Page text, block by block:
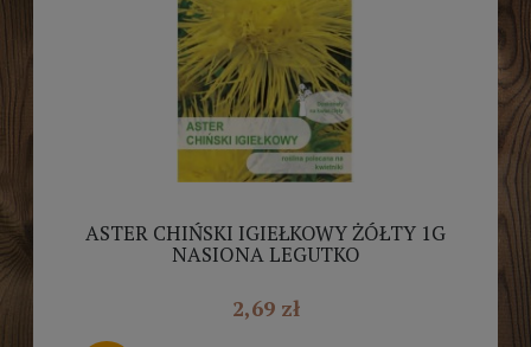
ASTER CHIŃSKI IGIEŁKOWY ŻÓŁTY 1G
NASIONA LEGUTKO
2,69 zł